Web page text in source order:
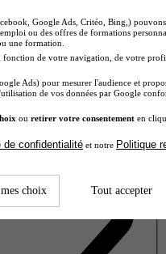
Google Ads, Critéo, Bing,)
ou des offres de formations
une formation.
fonction de votre navigation, de votre
Ads) pour mesurer l'audience et
de vos données par Google
ou retirer votre consentement en
de confidentialité et notre Politique
choix Tout accepter